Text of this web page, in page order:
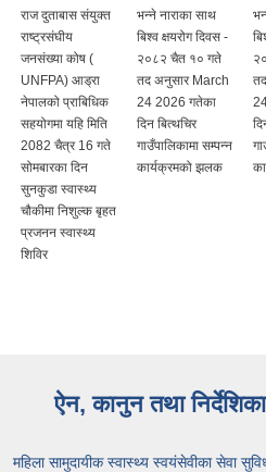
राज दुताबास संयुक्त
राष्ट्रसंघीय
जनसंख्या कोष (
UNFPA) आड्रा
नेपालको प्राबिधिक
सहयोगमा यहि मिति
2082 चैत्र 16 गते
सोमबारका दिन
सुनकुडा स्वास्थ्य
चौकीमा निशुल्क बृहत
प्रजनन स्वास्थ्य
शिविर
भन्ने नाराका साथ
बिश्व क्षयरोग दिवस -
२०८२ चैत १० गते
तद अनुसार March
24 2026 गतेका
दिन बित्थचिर
गाउँपालिकामा सम्पन्न
कार्यक्रमको झलक
ऐन, कानुन तथा निर्देशिका
महिला सामुदायीक स्वास्थ्य स्वयंसेवीका सेवा